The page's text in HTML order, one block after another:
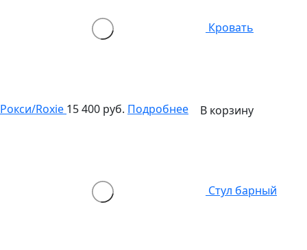
Кровать
Рокси/Roxie 15 400 руб. Подробнее В корзину
Стул барный